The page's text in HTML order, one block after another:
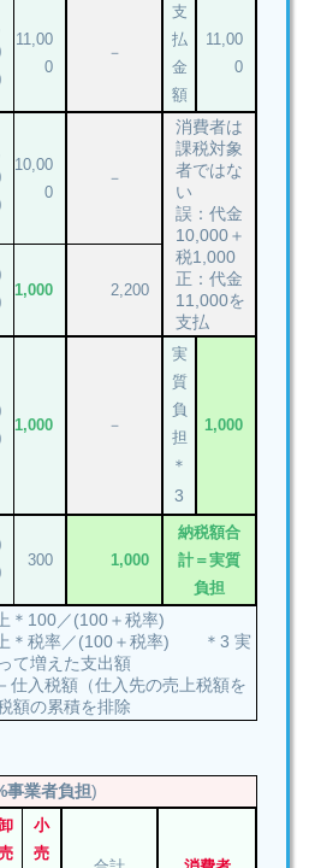
11,00
0
－
支
払
金
額
11,00
0
10,00
0
－
消費者は
課税対象
者ではな
い
誤：代金
10,000＋
税1,000
正：代金
11,000を
支払
1,000 2,200
1,000 －
実
質
負
担
＊
3
1,000
300 1,000
納税額合
計＝実質
負担
＊100／(100＋税率)
上＊税率／(100＋税率) ＊3 実
て増えた支出額
仕入税額（仕入先の売上税額を
額の累積を排除
事業者負担)
小
売